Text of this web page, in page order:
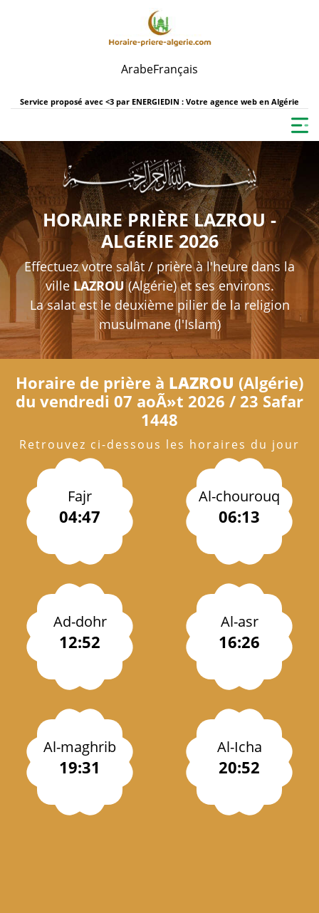
ArabeFrançais
Service proposé avec <3 par ENERGIEDIN : Votre agence web en Algérie
HORAIRE PRIÈRE LAZROU -
ALGÉRIE 2026
Effectuez votre salât / prière à l'heure dans la
villeLAZROU(Algérie) et ses environs.
La salat est le deuxième pilier de la religion
musulmane (l'Islam)
Horaire de prière à LAZROU (Algérie)
du vendredi 07 aoÃ»t 2026 / 23 Safar
1448
Retrouvez ci-dessous les horaires du jour
Fajr
04:47
Al-chourouq
06:13
Ad-dohr
12:52
Al-asr
16:26
Al-maghrib
19:31
Al-Icha
20:52